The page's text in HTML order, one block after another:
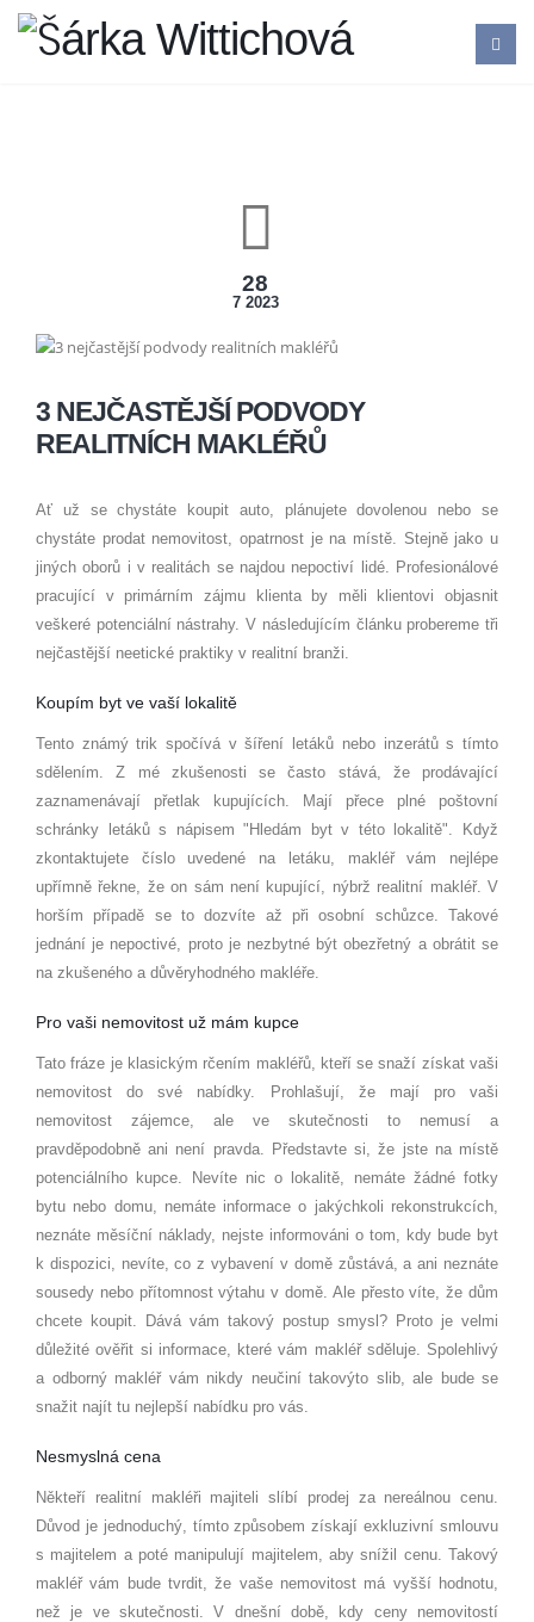
28
7 2023
3 NEJČASTĚJŠÍ PODVODY
REALITNÍCH MAKLÉŘŮ
Ať už se chystáte koupit auto, plánujete dovolenou nebo se
chystáte prodat nemovitost, opatrnost je na místě. Stejně jako u
jiných oborů i v realitách se najdou nepoctiví lidé. Profesionálové
pracující v primárním zájmu klienta by měli klientovi objasnit
veškeré potenciální nástrahy. V následujícím článku probereme tři
nejčastější neetické praktiky v realitní branži.
Koupím byt ve vaší lokalitě
Tento známý trik spočívá v šíření letáků nebo inzerátů s tímto
sdělením. Z mé zkušenosti se často stává, že prodávající
zaznamenávají přetlak kupujících. Mají přece plné poštovní
schránky letáků s nápisem "Hledám byt v této lokalitě". Když
zkontaktujete číslo uvedené na letáku, makléř vám nejlépe
upřímně řekne, že on sám není kupující, nýbrž realitní makléř. V
horším případě se to dozvíte až při osobní schůzce. Takové
jednání je nepoctivé, proto je nezbytné být obezřetný a obrátit se
na zkušeného a důvěryhodného makléře.
Pro vaši nemovitost už mám kupce
Tato fráze je klasickým rčením makléřů, kteří se snaží získat vaši
nemovitost do své nabídky. Prohlašují, že mají pro vaši
nemovitost zájemce, ale ve skutečnosti to nemusí a
pravděpodobně ani není pravda. Představte si, že jste na místě
potenciálního kupce. Nevíte nic o lokalitě, nemáte žádné fotky
bytu nebo domu, nemáte informace o jakýchkoli rekonstrukcích,
neznáte měsíční náklady, nejste informováni o tom, kdy bude byt
k dispozici, nevíte, co z vybavení v domě zůstává, a ani neznáte
sousedy nebo přítomnost výtahu v domě. Ale přesto víte, že dům
chcete koupit. Dává vám takový postup smysl? Proto je velmi
důležité ověřit si informace, které vám makléř sděluje. Spolehlivý
a odborný makléř vám nikdy neučiní takovýto slib, ale bude se
snažit najít tu nejlepší nabídku pro vás.
Nesmyslná cena
Někteří realitní makléři majiteli slíbí prodej za nereálnou cenu.
Důvod je jednoduchý, tímto způsobem získají exkluzivní smlouvu
s majitelem a poté manipulují majitelem, aby snížil cenu. Takový
makléř vám bude tvrdit, že vaše nemovitost má vyšší hodnotu,
než je ve skutečnosti. V dnešní době, kdy ceny nemovitostí